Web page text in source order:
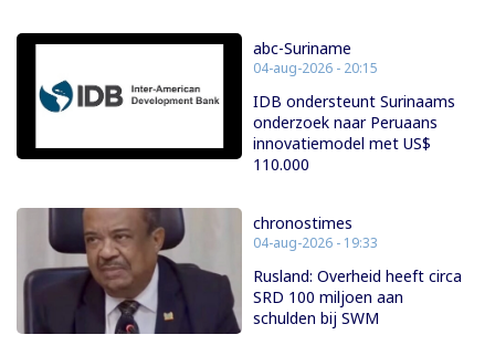
abc-Suriname
04-aug-2026 - 20:15
IDB ondersteunt Surinaams
onderzoek naar Peruaans
innovatiemodel met US$
110.000
chronostimes
04-aug-2026 - 19:33
Rusland: Overheid heeft circa
SRD 100 miljoen aan
schulden bij SWM